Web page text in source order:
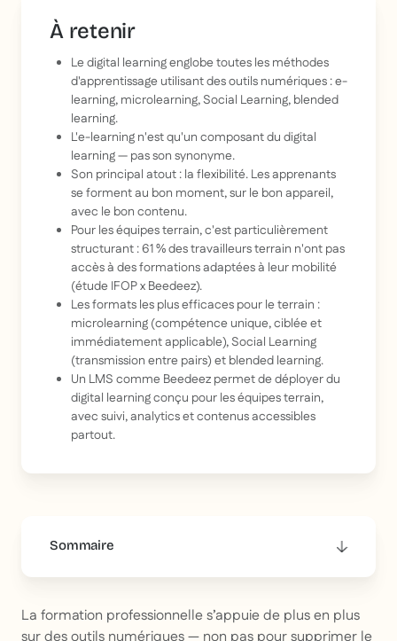
À retenir
Le digital learning englobe toutes les méthodes
d'apprentissage utilisant des outils numériques : e-
learning, microlearning, Social Learning, blended
learning.
L'e-learning n'est qu'un composant du digital
learning — pas son synonyme.
Son principal atout : la flexibilité. Les apprenants
se forment au bon moment, sur le bon appareil,
avec le bon contenu.
Pour les équipes terrain, c'est particulièrement
structurant : 61 % des travailleurs terrain n'ont pas
accès à des formations adaptées à leur mobilité
(étude IFOP x Beedeez).
Les formats les plus efficaces pour le terrain :
microlearning (compétence unique, ciblée et
immédiatement applicable), Social Learning
(transmission entre pairs) et blended learning.
Un LMS comme Beedeez permet de déployer du
digital learning conçu pour les équipes terrain,
avec suivi, analytics et contenus accessibles
partout.
Sommaire
La formation professionnelle s’appuie de plus en plus